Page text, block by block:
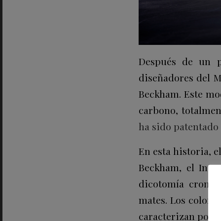
Después de un
diseñadores del
Beckham. Este
carbono,
ha sido
En esta historia,
Beckham, el
dicotomía
mates. Los
caracterizan por